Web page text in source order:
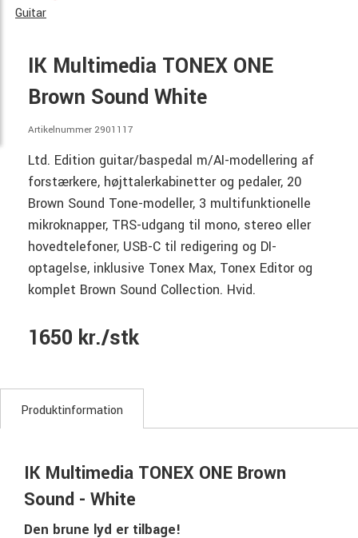
Guitar
IK Multimedia TONEX ONE
Brown Sound White
Artikelnummer 2901117
Ltd. Edition guitar/baspedal m/AI-modellering af
forstærkere, højttalerkabinetter og pedaler, 20
Brown Sound Tone-modeller, 3 multifunktionelle
mikroknapper, TRS-udgang til mono, stereo eller
hovedtelefoner, USB-C til redigering og DI-
optagelse, inklusive Tonex Max, Tonex Editor og
komplet Brown Sound Collection. Hvid.
1650 kr./stk
Produktinformation
IK Multimedia TONEX ONE Brown
Sound - White
Den brune lyd er tilbage!